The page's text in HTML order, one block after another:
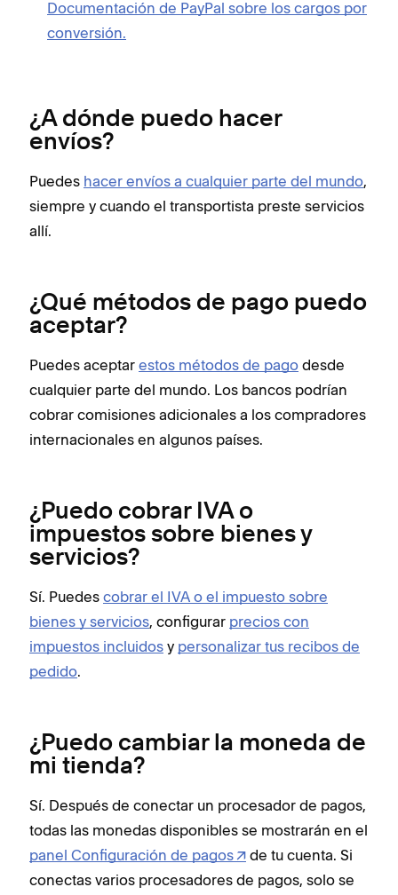
Documentación de PayPal sobre los cargos por
conversión.
¿A dónde puedo hacer
envíos?
Puedes hacer envíos a cualquier parte del mundo,
siempre y cuando el transportista preste servicios
allí.
¿Qué métodos de pago puedo
aceptar?
Puedes aceptar estos métodos de pago desde
cualquier parte del mundo. Los bancos podrían
cobrar comisiones adicionales a los compradores
internacionales en algunos países.
¿Puedo cobrar IVA o
impuestos sobre bienes y
servicios?
Sí. Puedes cobrar el IVA o el impuesto sobre
bienes y servicios, configurar precios con
impuestos incluidos y personalizar tus recibos de
pedido.
¿Puedo cambiar la moneda de
mi tienda?
Sí. Después de conectar un procesador de pagos,
todas las monedas disponibles se mostrarán en el
panel Configuración de pagos
de tu cuenta. Si
conectas varios procesadores de pagos, solo se